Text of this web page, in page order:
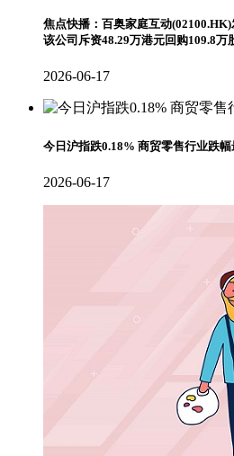
焦点快播：百奥家庭互动
该公司斥资48.29万港元回购109.8万
2026-06-17
今日沪指跌0.18% 商贸零售行业跌幅
2026-06-17